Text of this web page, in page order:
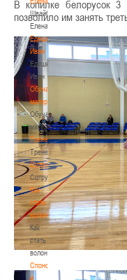
Швайбович
Елена
Едешко
Иван
Едешко
Иван
Обучающие
материалы
Обучающие
материалы
Тренерам
Тренерам
Сотрудничество
Сотрудничество
Как
стать
волонтером
Как
стать
волонтером
Спонсоры
и
В копилке белорусок
позволило им занять